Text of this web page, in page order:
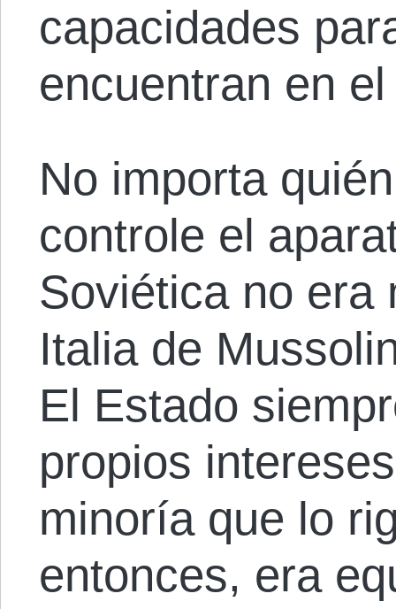
capacidades
encuentran en
No importa
controle el
Soviética no era
Italia de
El Estado
propios
minoría que lo
entonces, era